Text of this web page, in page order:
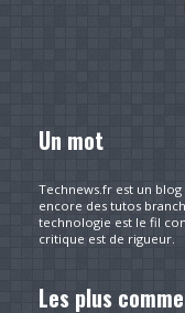
Un mot
Technews.fr est un blog
encore des tutos
technologie est le fil
critique est de rigueur.
Les plus